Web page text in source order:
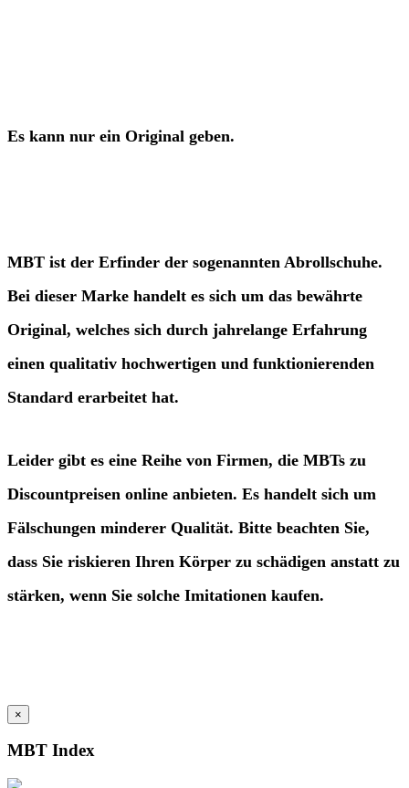
Es kann nur ein Original geben.
MBT ist der Erfinder der sogenannten Abrollschuhe.
Bei dieser Marke handelt es sich um das bewährte
Original, welches sich durch jahrelange Erfahrung
einen qualitativ hochwertigen und funktionierenden
Standard erarbeitet hat.
Leider gibt es eine Reihe von Firmen, die MBTs zu
Discountpreisen online anbieten. Es handelt sich um
Fälschungen minderer Qualität. Bitte beachten Sie,
dass Sie riskieren Ihren Körper zu schädigen anstatt zu
stärken, wenn Sie solche Imitationen kaufen.
×
MBT Index